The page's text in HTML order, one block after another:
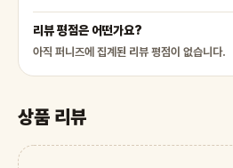
리뷰 평점은 어떤가요?
아직 퍼니즈에 집계된 리뷰 평점이 없습니다.
상품 리뷰